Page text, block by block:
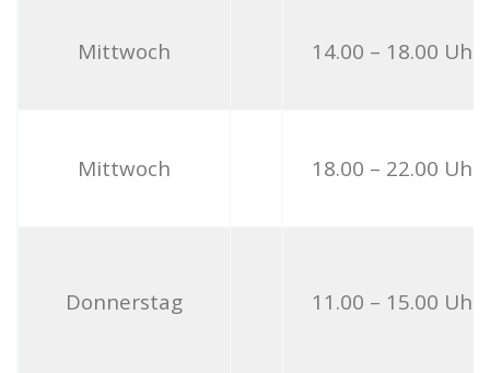
Mittwoch 14.00 – 18.00 Uhr
Mittwoch 18.00 – 22.00 Uhr
Donnerstag 11.00 – 15.00 Uhr